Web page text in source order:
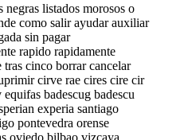
listados morosos o
como salir ayudar auxiliar
sin pagar
rapido rapidamente
tras cinco borrar cancelar
cirve rae cires cire cir
badescug badescu
experia santiago
pontevedra orense
oviedo bilbao vizcaya